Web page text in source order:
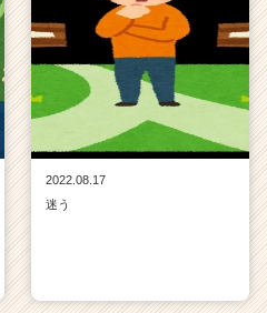
2022.08.17
迷う